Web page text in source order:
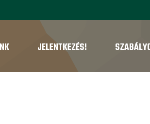
JELENTKEZÉS!